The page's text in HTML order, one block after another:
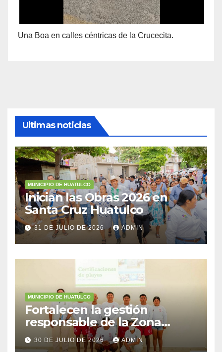
Una Boa en calles céntricas de la Crucecita.
Ultimas noticias
MUNICIPIO DE HUATULCO
Inician las Obras 2026 en
Santa Cruz Huatulco
31 DE JULIO DE 2026 ADMIN
MUNICIPIO DE HUATULCO
Fortalecen la gestión
responsable de la Zona
Federal Marítimo Terrestre
30 DE JULIO DE 2026 ADMIN